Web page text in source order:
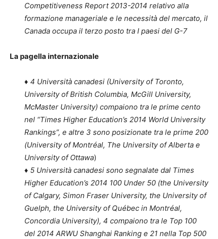
Competitiveness Report 2013-2014 relativo alla
formazione manageriale e le necessità del mercato, il
Canada occupa il terzo posto tra I paesi del G-7
La pagella internazionale
♦ 4 Università canadesi (University of Toronto,
University of British Columbia, McGill University,
McMaster University) compaiono tra le prime cento
nel “Times Higher Education’s 2014 World University
Rankings”, e altre 3 sono posizionate tra le prime 200
(University of Montréal, The University of Alberta e
University of Ottawa)
♦ 5 Università canadesi sono segnalate dal Times
Higher Education’s 2014 100 Under 50 (the University
of Calgary, Simon Fraser University, the University of
Guelph, the University of Québec in Montréal,
Concordia University), 4 compaiono tra le Top 100
del 2014 ARWU Shanghai Ranking e 21 nella Top 500